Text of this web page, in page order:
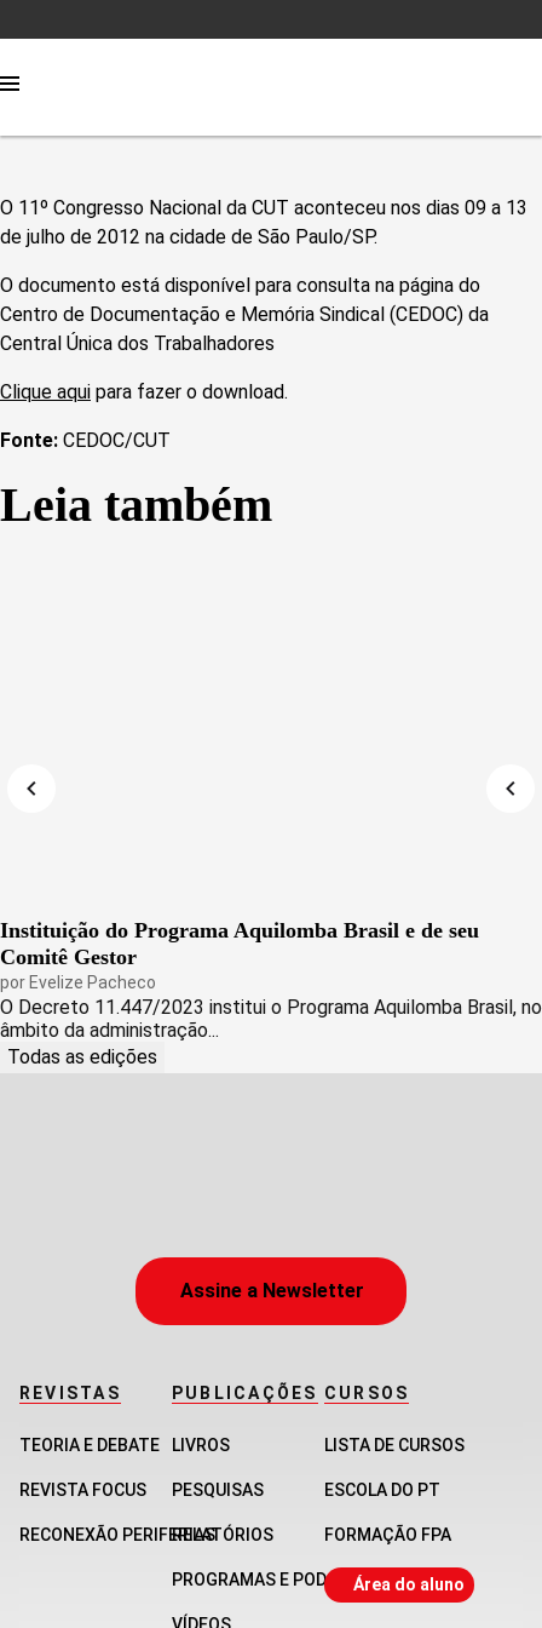
O 11º Congresso Nacional da CUT aconteceu nos dias 09 a 13
de julho de 2012 na cidade de São Paulo/SP.
O documento está disponível para consulta na página do
Centro de Documentação e Memória Sindical (CEDOC) da
Central Única dos Trabalhadores
Clique aqui para fazer o download.
Fonte: CEDOC/CUT
Leia também
Instituição do Programa Aquilomba Brasil e de seu
Comitê Gestor
por Evelize Pacheco
O Decreto 11.447/2023 institui o Programa Aquilomba Brasil, no
âmbito da administração...
Todas as edições
Assine a Newsletter
REVISTAS
TEORIA E DEBATE
REVISTA FOCUS
RECONEXÃO PERIFERIAS
PUBLICAÇÕES
LIVROS
PESQUISAS
RELATÓRIOS
PROGRAMAS E PODCASTS
VÍDEOS
CURSOS
LISTA DE CURSOS
ESCOLA DO PT
FORMAÇÃO FPA
Área do aluno